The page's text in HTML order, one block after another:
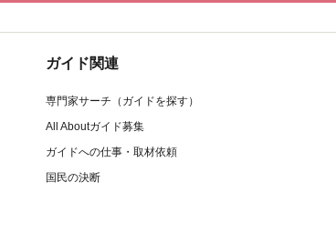
ガイド関連
専門家サーチ（ガイドを探す）
All Aboutガイド募集
ガイドへの仕事・取材依頼
国民の決断